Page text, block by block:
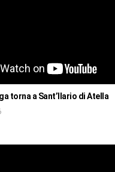
torna a Sant’Ilario di Atella